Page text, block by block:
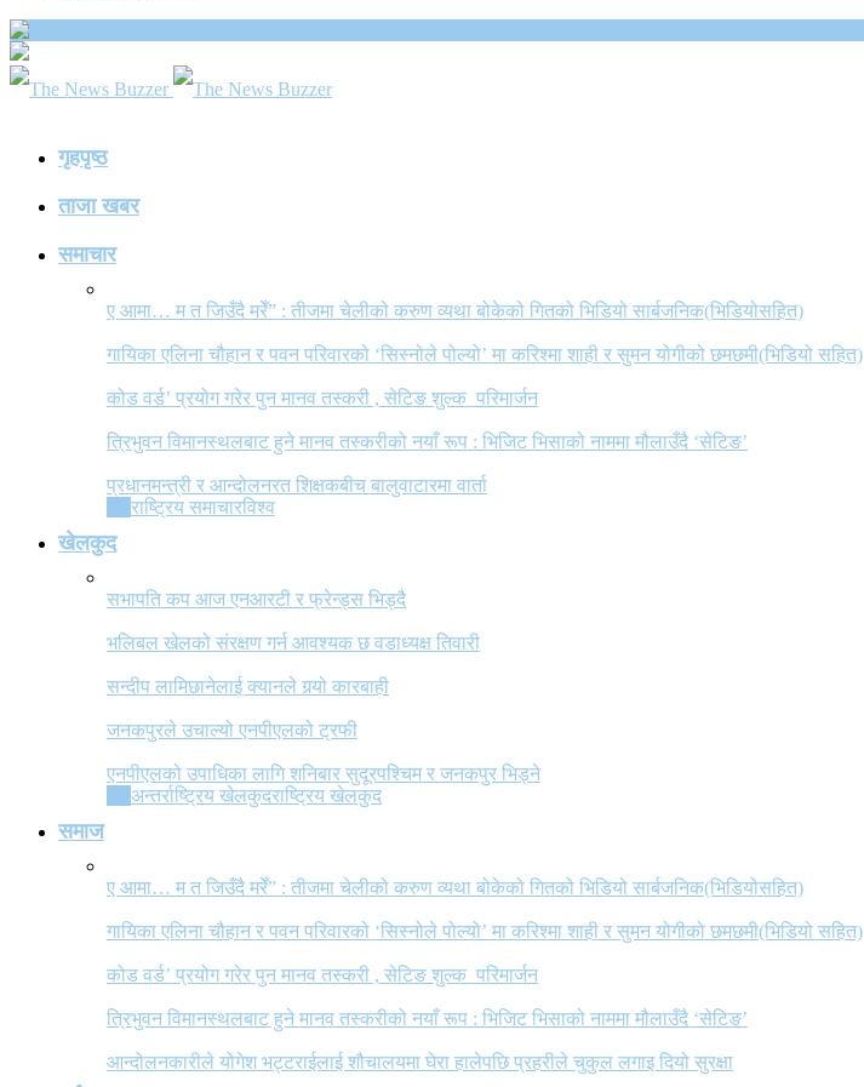
गृहपृष्ठ
ताजा खबर
समाचार
ए आमा… म त जिउँदै मरेँ” : तीजमा चेलीको करुण व्यथा बोकेको गितको भिडियो सार्बजनिक(भिडियोसहित)
गायिका एलिना चौहान र पवन परिवारको ‘सिस्नोले पोल्यो’ मा करिश्मा शाही र सुमन योगीको छमछमी(भिडियो सहित)
कोड वर्ड’ प्रयोग गरेर पुन मानव तस्करी , सेटिङ शुल्क परिमार्जन
त्रिभुवन विमानस्थलबाट हुने मानव तस्करीको नयाँ रूप : भिजिट भिसाको नाममा मौलाउँदै ‘सेटिङ’
प्रधानमन्त्री र आन्दोलनरत शिक्षकबीच बालुवाटारमा वार्ता
राष्ट्रिय समाचारविश्व
खेलकुद
सभापति कप आज एनआरटी र फ्रेन्ड्स भिड्दै
भलिबल खेलको संरक्षण गर्न आवश्यक छ वडाध्यक्ष तिवारी
सन्दीप लामिछानेलाई क्यानले गर्‍यो कारबाही
जनकपुरले उचाल्यो एनपीएलको ट्रफी
एनपीएलको उपाधिका लागि शनिबार सुदूरपश्चिम र जनकपुर भिड्ने
अन्तर्राष्ट्रिय खेलकुदराष्ट्रिय खेलकुद
समाज
ए आमा… म त जिउँदै मरेँ” : तीजमा चेलीको करुण व्यथा बोकेको गितको भिडियो सार्बजनिक(भिडियोसहित)
गायिका एलिना चौहान र पवन परिवारको ‘सिस्नोले पोल्यो’ मा करिश्मा शाही र सुमन योगीको छमछमी(भिडियो सहित)
कोड वर्ड’ प्रयोग गरेर पुन मानव तस्करी , सेटिङ शुल्क परिमार्जन
त्रिभुवन विमानस्थलबाट हुने मानव तस्करीको नयाँ रूप : भिजिट भिसाको नाममा मौलाउँदै ‘सेटिङ’
आन्दोलनकारीले योगेश भट्टराईलाई शौचालयमा घेरा हालेपछि प्रहरीले चुकुल लगाइ दियो सुरक्षा